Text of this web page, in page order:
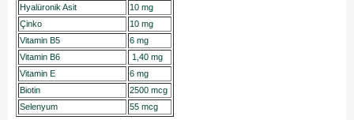
Hyalüronik Asit
10 mg
Çinko
10 mg
Vitamin B5
6 mg
Vitamin B6
1,40 mg
Vitamin E
6 mg
Biotin
2500 mcg
Selenyum
55 mcg